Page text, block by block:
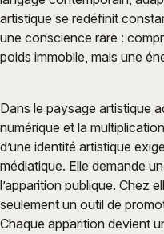
artistique se redéfinit
une conscience rare :
poids immobile, mais une
Dans le paysage artistique
numérique et la
d’une identité artistique
médiatique. Elle demande
l’apparition publique. Chez
seulement un outil de
Chaque apparition devient